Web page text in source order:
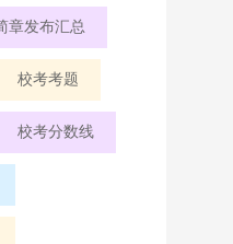
章发布汇总
校考考题
校考分数线